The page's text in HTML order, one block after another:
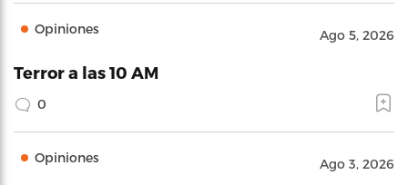
Opiniones Ago 5, 2026
Terror a las 10 AM
0
Opiniones Ago 3, 2026